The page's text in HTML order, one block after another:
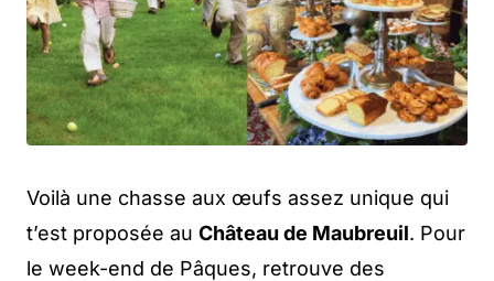
Voilà une chasse aux œufs assez unique qui
t’est proposée au Château de Maubreuil. Pour
le week-end de Pâques, retrouve des